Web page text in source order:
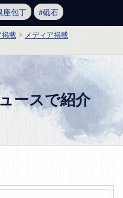
座包丁 砥石
掲載
メディア掲載
ースで紹介